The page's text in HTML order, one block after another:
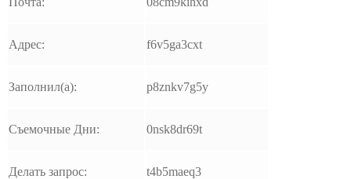
Адрес: f6v5ga3cxt
Заполнил(а): p8znkv7g5y
Съемочные Дни: 0nsk8dr69t
Делать запрос: t4b5maeq3